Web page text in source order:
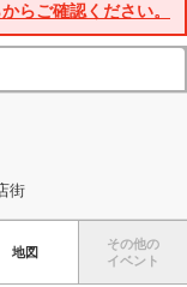
らご確認ください。
街
地図
その他の
イベント